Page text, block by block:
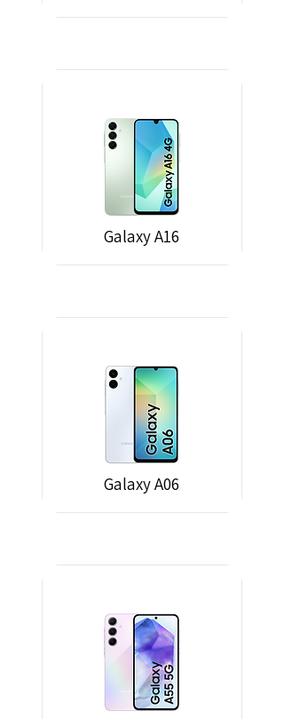
Galaxy A16
Galaxy A06